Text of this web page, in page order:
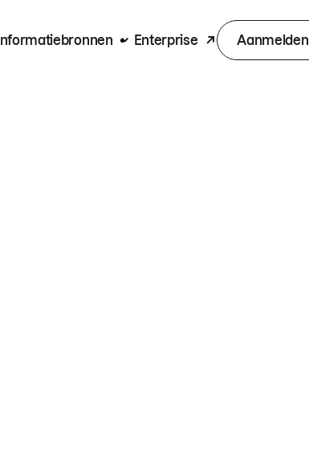
Informatiebronnen Enterprise Aanmelden